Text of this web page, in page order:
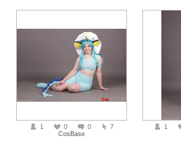
1 0 0
7
CosBase
1